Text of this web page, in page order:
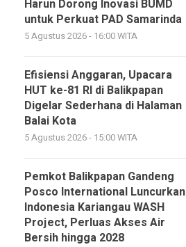
Harun Dorong Inovasi BUMD
untuk Perkuat PAD Samarinda
5 Agustus 2026 - 16:00 WITA
Efisiensi Anggaran, Upacara
HUT ke-81 RI di Balikpapan
Digelar Sederhana di Halaman
Balai Kota
5 Agustus 2026 - 15:00 WITA
Pemkot Balikpapan Gandeng
Posco International Luncurkan
Indonesia Kariangau WASH
Project, Perluas Akses Air
Bersih hingga 2028